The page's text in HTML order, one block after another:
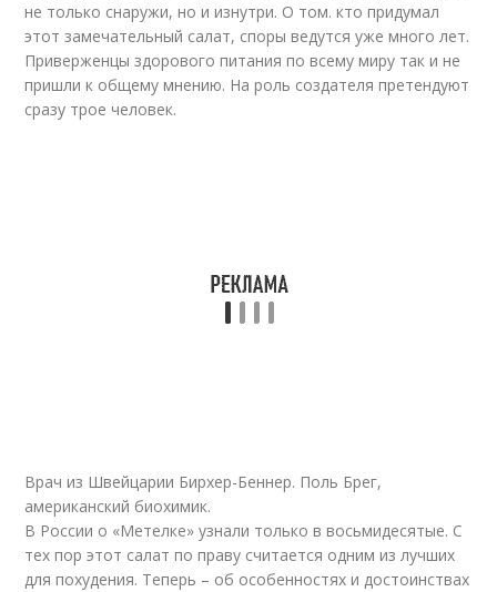
не только снаружи, но и изнутри. О том. кто придумал
этот замечательный салат, споры ведутся уже много лет.
Приверженцы здорового питания по всему миру так и не
пришли к общему мнению. На роль создателя претендуют
сразу трое человек.
Врач из Швейцарии Бирхер-Беннер. Поль Брег,
американский биохимик.
В России о «Метелке» узнали только в восьмидесятые. С
тех пор этот салат по праву считается одним из лучших
для похудения. Теперь – об особенностях и достоинствах